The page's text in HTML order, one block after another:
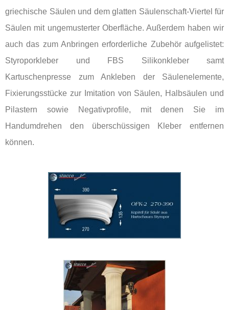
griechische Säulen und dem glatten Säulenschaft-Viertel für
Säulen mit ungemusterter Oberfläche. Außerdem haben wir
auch das zum Anbringen erforderliche Zubehör aufgelistet:
Styroporkleber und FBS Silikonkleber samt
Kartuschenpresse zum Ankleben der Säulenelemente,
Fixierungsstücke zur Imitation von Säulen, Halbsäulen und
Pilastern sowie Negativprofile, mit denen Sie im
Handumdrehen den überschüssigen Kleber entfernen
können.